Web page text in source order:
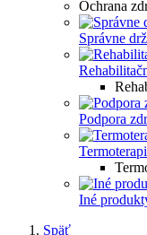
Ochrana
Správne
Podpora
Iné
Späť